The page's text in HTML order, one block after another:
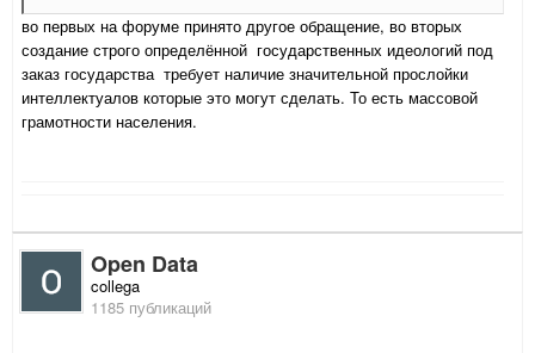
во первых на форуме принято другое обращение, во вторых
создание строго определённой государственных идеологий под
заказ государства требует наличие значительной прослойки
интеллектуалов которые это могут сделать. То есть массовой
грамотности населения.
Open Data
collega
1185 публикаций